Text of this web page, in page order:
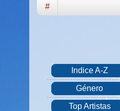
#
Indice A-Z
Género
Top Artistas